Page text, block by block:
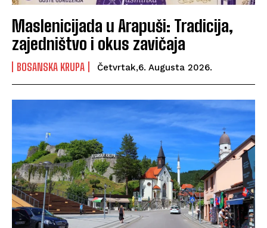
Maslenicijada u Arapuši: Tradicija,
zajedništvo i okus zavičaja
BOSANSKA KRUPA Četvrtak,6. Augusta 2026.